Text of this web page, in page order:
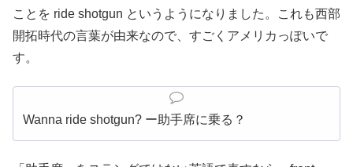
ことを ride shotgun というようになりました。これも西部
開拓時代の言葉が由来なので、すごくアメリカっぽいで
す。
Wanna ride shotgun? ー助手席に乗る？